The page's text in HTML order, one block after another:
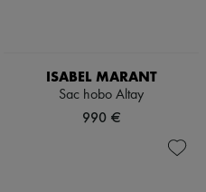
ISABEL MARANT
Sac hobo Altay
990 €